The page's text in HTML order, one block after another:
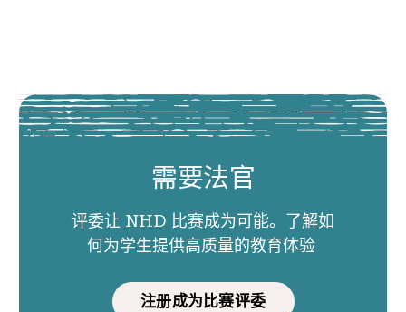
需要法官
评委让 NHD 比赛成为可能。了解如
何为学生提供高质量的教育体验
注册成为比赛评委